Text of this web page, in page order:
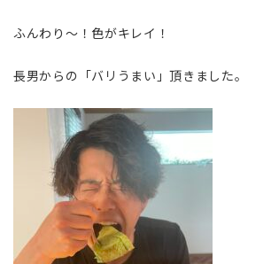
ふんわり〜！色がキレイ！
長男からの「バリうまい」頂きました。